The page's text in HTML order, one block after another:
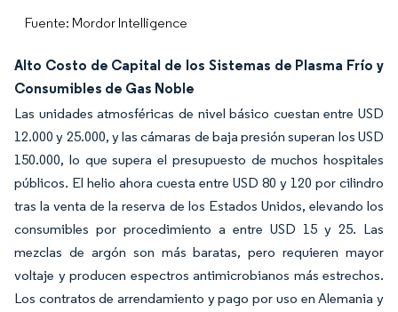
Fuente: Mordor Intelligence
Alto Costo de Capital de los Sistemas de Plasma Frío y
Consumibles de Gas Noble
Las unidades atmosféricas de nivel básico cuestan entre USD
12.000 y 25.000, y las cámaras de baja presión superan los USD
150.000, lo que supera el presupuesto de muchos hospitales
públicos. El helio ahora cuesta entre USD 80 y 120 por cilindro
tras la venta de la reserva de los Estados Unidos, elevando los
consumibles por procedimiento a entre USD 15 y 25. Las
mezclas de argón son más baratas, pero requieren mayor
voltaje y producen espectros antimicrobianos más estrechos.
Los contratos de arrendamiento y pago por uso en Alemania y